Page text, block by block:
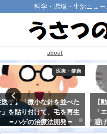
科学・環境・生活ニュ
about
生物
【動物】ネコは他の動物と違って
「エサを得るために働く」ことを
避ける傾向がある